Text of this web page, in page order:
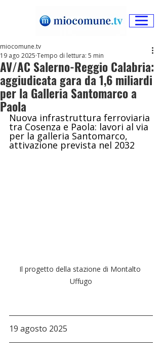
AV/AC Salerno-Reggio Calabria:
aggiudicata gara da 1,6 miliardi
per la Galleria Santomarco a
Paola
miocomune.tv
19 ago 2025 Tempo di lettura: 5 min
Nuova infrastruttura ferroviaria
tra Cosenza e Paola: lavori al via
per la galleria Santomarco,
attivazione prevista nel 2032
Il progetto della stazione di Montalto
Uffugo
19 agosto 2025